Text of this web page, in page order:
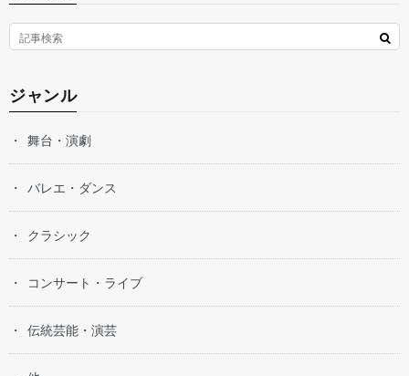
ジャンル
舞台・演劇
バレエ・ダンス
クラシック
コンサート・ライブ
伝統芸能・演芸